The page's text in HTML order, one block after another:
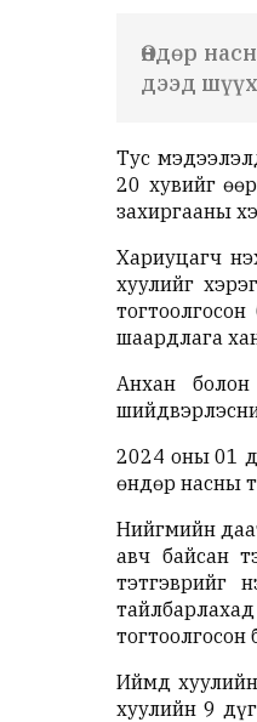
Өндөр
дээд
Тус
20 хувийг
захиргааны
Хариуцагч
хуулийг
шаардлага
Анхан
2024 оны 01
өндөр насны
Нийгмийн
авч байсан
тэтгэврийг
тогтоолгосон
Иймд хуулийн
хуулийн 9